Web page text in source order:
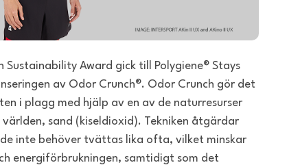
Sustainability Award gick till Polygiene® Stays
av Odor Crunch®. Odor Crunch gör det
i plagg med hjälp av en av de naturresurser
sand (kiseldioxid). Tekniken åtgärdar
inte behöver tvättas lika ofta, vilket minskar
energiförbrukningen, samtidigt som det